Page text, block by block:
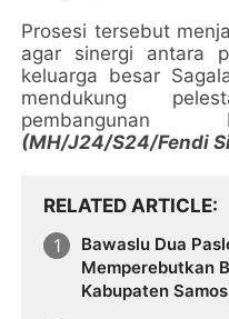
Prosesi tersebut
agar sinergi antara
keluarga besar
mendukung
pembangunan
(MH/J24/S24/Fendi
RELATED ARTICLE
Bawaslu Dua
Memperebutkan
Kabupaten